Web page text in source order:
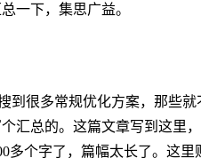
一下，集思广益。
到很多常规优化方案，那些就
汇总的。这篇文章写到这里，
多个字了，篇幅太长了。这里